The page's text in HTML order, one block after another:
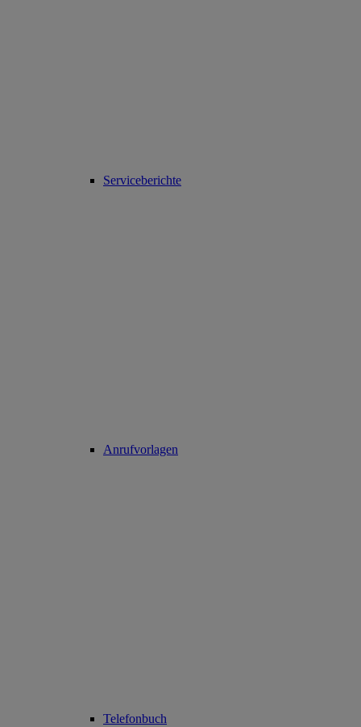
Serviceberichte
Anrufvorlagen
Telefonbuch